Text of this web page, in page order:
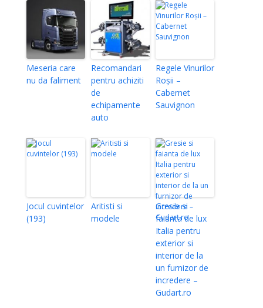
Meseria care
nu da faliment
Recomandari
pentru achiziti
de
echipamente
auto
Regele Vinurilor
Roșii –
Cabernet
Sauvignon
Jocul cuvintelor
(193)
Aritisti si
modele
Gresie si
faianta de lux
Italia pentru
exterior si
interior de la
un furnizor de
incredere –
Gudart.ro